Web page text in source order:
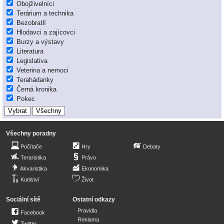
Obojživelníci
Terárium a technika
Bezobratlí
Hlodavci a zajícovci
Burzy a výstavy
Literatura
Legislativa
Veterina a nemoci
Terahádanky
Černá kronika
Pokec
Všechny poradny
Počítače
Teraristika
Akvaristika
Kutilství
Hry
Právo
Ekonomika
Život
Debaty
Sociální sítě
Facebook
Ostatní odkazy
Pravidla
Reklama